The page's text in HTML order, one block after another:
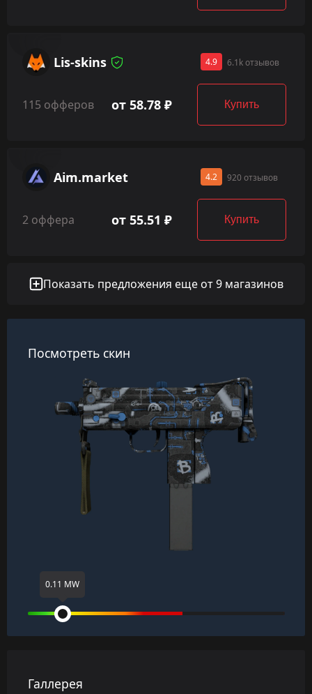
Lis-skins 4.9 6.1k отзывов
115 офферов от 58.78 ₽ Купить
Aim.market 4.2 920 отзывов
2 оффера от 55.51 ₽ Купить
Показать предложения еще от 9 магазинов
Посмотреть скин
0.11 MW
Галлерея